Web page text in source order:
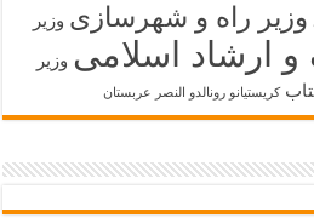
وزیر راه و شهرسازی وزیر
و ارشاد اسلامی وزیر
کریستیانو رونالدو النصر عربستان